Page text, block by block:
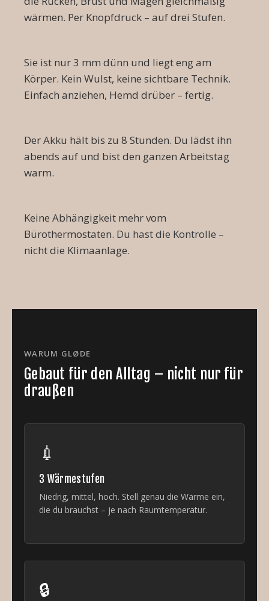
wärmen. Per Knopfdruck – auf drei Stufen.
Sie ist nur 3 mm dünn und liegt eng am
Körper. Kein Wulst, keine sichtbare Technik.
Einfach anziehen, Hemd drüber – fertig.
Der Akku hält bis zu 8 Stunden. Du lädst ihn
abends auf und bist den ganzen Arbeitstag
warm.
Keine Abhängigkeit mehr vom
Bürothermostaten. Du hast die Kontrolle –
nicht die Klimaanlage.
WARUM GLØDE
Gebaut für den Alltag – nicht nur für
draußen
💉
3 Wärmestufen
Niedrig, mittel, hoch. Stell genau die Wärme ein,
die du brauchst – je nach Raumtemperatur.
🔒